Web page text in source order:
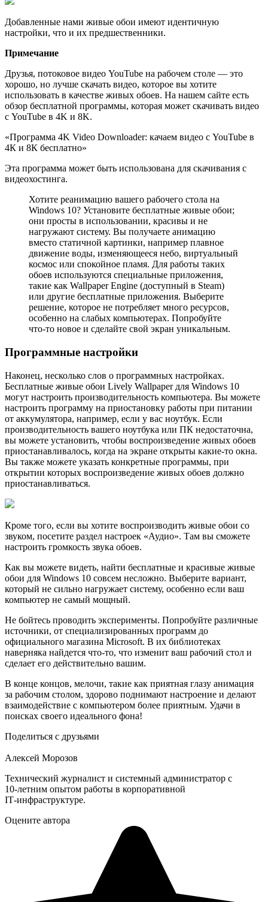
Добавленные нами живые обои имеют идентичную
настройки, что и их предшественники.
Примечание
Друзья, потоковое видео YouTube на рабочем столе — это
хорошо, но лучше скачать видео, которое вы хотите
использовать в качестве живых обоев. На нашем сайте есть
обзор бесплатной программы, которая может скачивать видео
с YouTube в 4K и 8K.
«Программа 4K Video Downloader: качаем видео с YouTube в
4К и 8К бесплатно»
Эта программа может быть использована для скачивания с
видеохостинга.
Хотите реанимацию вашего рабочего стола на
Windows 10? Установите бесплатные живые обои;
они просты в использовании, красивы и не
нагружают систему. Вы получаете анимацию
вместо статичной картинки, например плавное
движение воды, изменяющееся небо, виртуальный
космос или спокойное пламя. Для работы таких
обоев используются специальные приложения,
такие как Wallpaper Engine (доступный в Steam)
или другие бесплатные приложения. Выберите
решение, которое не потребляет много ресурсов,
особенно на слабых компьютерах. Попробуйте
что-то новое и сделайте свой экран уникальным.
Программные настройки
Наконец, несколько слов о программных настройках.
Бесплатные живые обои Lively Wallpaper для Windows 10
могут настроить производительность компьютера. Вы можете
настроить программу на приостановку работы при питании
от аккумулятора, например, если у вас ноутбук. Если
производительность вашего ноутбука или ПК недостаточна,
вы можете установить, чтобы воспроизведение живых обоев
приостанавливалось, когда на экране открыты какие-то окна.
Вы также можете указать конкретные программы, при
открытии которых воспроизведение живых обоев должно
приостанавливаться.
Кроме того, если вы хотите воспроизводить живые обои со
звуком, посетите раздел настроек «Аудио». Там вы сможете
настроить громкость звука обоев.
Как вы можете видеть, найти бесплатные и красивые живые
обои для Windows 10 совсем несложно. Выберите вариант,
который не сильно нагружает систему, особенно если ваш
компьютер не самый мощный.
Не бойтесь проводить эксперименты. Попробуйте различные
источники, от специализированных программ до
официального магазина Microsoft. В их библиотеках
наверняка найдется что-то, что изменит ваш рабочий стол и
сделает его действительно вашим.
В конце концов, мелочи, такие как приятная глазу анимация
за рабочим столом, здорово поднимают настроение и делают
взаимодействие с компьютером более приятным. Удачи в
поисках своего идеального фона!
Поделиться с друзьями
Алексей Морозов
Технический журналист и системный администратор с
10‑летним опытом работы в корпоративной
IT‑инфраструктуре.
Оцените автора